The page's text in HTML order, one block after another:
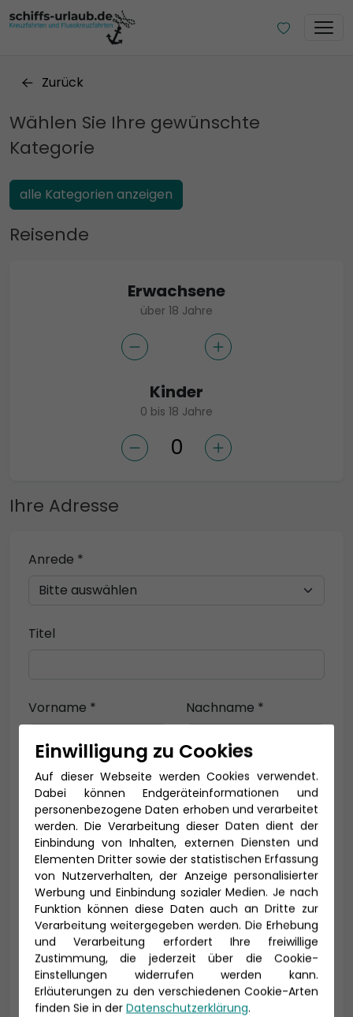
Zurück
Wählen Sie Ihre gewünschte
Kategorie
alle Kategorien anzeigen
Reisende
Erwachsene
über 18 Jahre
Kinder
0 bis 18 Jahre
Ihre Adresse
Anrede *
Titel
Vorname * Nachname *
E-Mail *
Telefon *
Geburtsdatum
Einwilligung zu Cookies
Auf dieser Webseite werden Cookies verwendet.
Dabei können Endgeräteinformationen und
personenbezogene Daten erhoben und verarbeitet
werden. Die Verarbeitung dieser Daten dient der
Einbindung von Inhalten, externen Diensten und
Elementen Dritter sowie der statistischen Erfassung
von Nutzerverhalten, der Anzeige personalisierter
Werbung und Einbindung sozialer Medien. Je nach
Funktion können diese Daten auch an Dritte zur
Verarbeitung weitergegeben werden. Die Erhebung
und Verarbeitung erfordert Ihre freiwillige
Zustimmung, die jederzeit über die Cookie-
Einstellungen widerrufen werden kann.
Erläuterungen zu den verschiedenen Cookie-Arten
finden Sie in der Datenschutzerklärung.